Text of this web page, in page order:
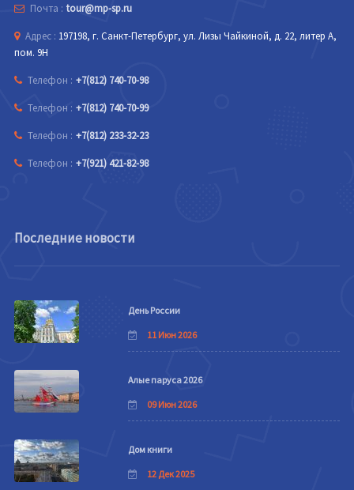
Почта : tour@mp-sp.ru
Адрес : 197198, г. Санкт-Петербург, ул. Лизы Чайкиной, д. 22, литер А,
пом. 9Н
Телефон : +7(812) 740-70-98
Телефон : +7(812) 740-70-99
Телефон : +7(812) 233-32-23
Телефон : +7(921) 421-82-98
Последние новости
День России
11 Июн 2026
Алые паруса 2026
09 Июн 2026
Дом книги
12 Дек 2025